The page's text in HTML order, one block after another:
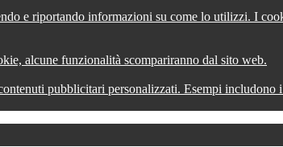
e riportando informazioni su come lo utilizzi. I
alcune funzionalità scompariranno dal sito web.
pubblicitari personalizzati. Esempi